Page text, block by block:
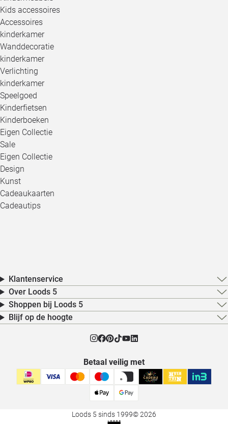
Kids accessoires
Accessoires
kinderkamer
Wanddecoratie
kinderkamer
Verlichting
kinderkamer
Speelgoed
Kinderfietsen
Kinderboeken
Eigen Collectie
Sale
Eigen Collectie
Design
Kunst
Cadeaukaarten
Cadeautips
Klantenservice
Over Loods 5
Shoppen bij Loods 5
Blijf op de hoogte
Betaal veilig met
Loods 5 sinds 1999© 2026